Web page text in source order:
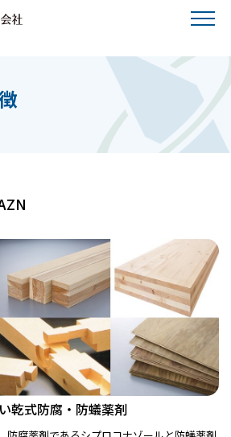
乾式防腐・防蟻薬剤